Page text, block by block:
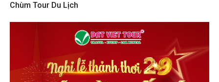
Chùm Tour Du Lịch